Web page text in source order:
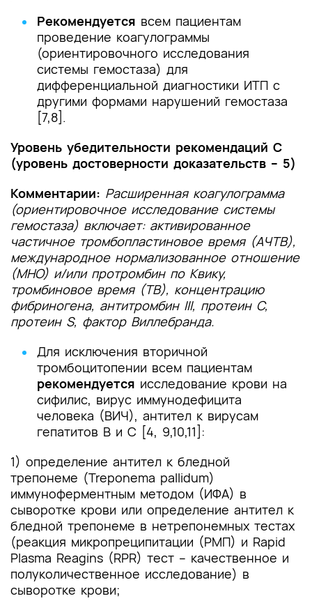
Рекомендуется всем пациентам
проведение коагулограммы
(ориентировочного исследования
системы гемостаза) для
дифференциальной диагностики ИТП с
другими формами нарушений гемостаза
[7,8].
Уровень убедительности рекомендаций C
(уровень достоверности доказательств – 5)
Комментарии: Расширенная коагулограмма
(ориентировочное исследование системы
гемостаза) включает: активированное
частичное тромбопластиновое время (АЧТВ),
международное нормализованное отношение
(МНО) и/или протромбин по Квику,
тромбиновое время (ТВ), концентрацию
фибриногена, антитромбин III, протеин С,
протеин S, фактор Виллебранда.
Для исключения вторичной
тромбоцитопении всем пациентам
рекомендуется исследование крови на
сифилис, вирус иммунодефицита
человека (ВИЧ), антител к вирусам
гепатитов В и С [4, 9,10,11]:
1) определение антител к бледной
трепонеме (Treponema pallidum)
иммуноферментным методом (ИФА) в
сыворотке крови или определение антител к
бледной трепонеме в нетрепонемных тестах
(реакция микропреципитации (РМП) и Rapid
Plasma Reagins (RPR) тест – качественное и
полуколичественное исследование) в
сыворотке крови;